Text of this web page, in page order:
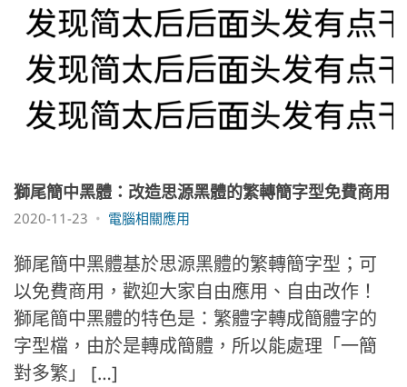
獅尾簡中黑體：改造思源黑體的繁轉簡字型免費商用
2020-11-23 電腦相關應用
獅尾簡中黑體基於思源黑體的繁轉簡字型；可
以免費商用，歡迎大家自由應用、自由改作！
獅尾簡中黑體的特色是：繁體字轉成簡體字的
字型檔，由於是轉成簡體，所以能處理「一簡
對多繁」 […]